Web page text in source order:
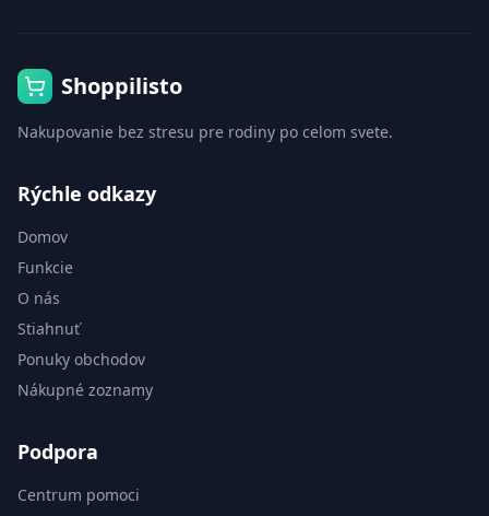
Shoppilisto
Nakupovanie bez stresu pre rodiny po celom svete.
Rýchle odkazy
Domov
Funkcie
O nás
Stiahnuť
Ponuky obchodov
Nákupné zoznamy
Podpora
Centrum pomoci